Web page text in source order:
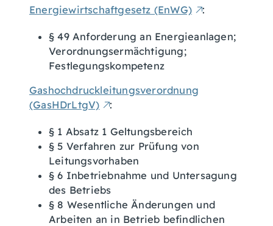
Energiewirtschaftgesetz (EnWG) :
§ 49 Anforderung an Energieanlagen;
Verordnungsermächtigung;
Festlegungskompetenz
Gashochdruckleitungsverordnung
(GasHDrLtgV)
:
§ 1 Absatz 1 Geltungsbereich
§ 5 Verfahren zur Prüfung von
Leitungsvorhaben
§ 6 Inbetriebnahme und Untersagung
des Betriebs
§ 8 Wesentliche Änderungen und
Arbeiten an in Betrieb befindlichen